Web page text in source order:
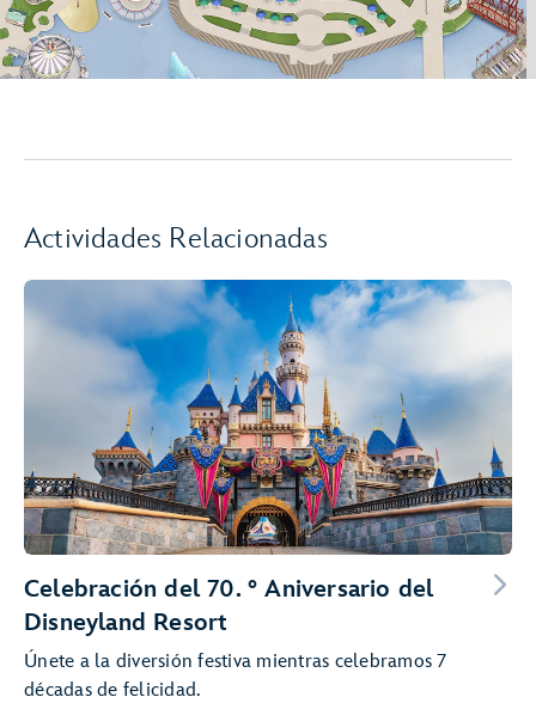
Actividades Relacionadas
Celebración del 70. ° Aniversario del
Disneyland Resort
Únete a la diversión festiva mientras celebramos 7
décadas de felicidad.